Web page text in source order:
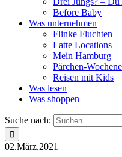
Before Baby
Was unternehmen
Flinke Fluchten
Latte Locations
Mein Hamburg
Pärchen-
Reisen mit Kids
Was lesen
Was shoppen
Suche nach:
02.März.2021